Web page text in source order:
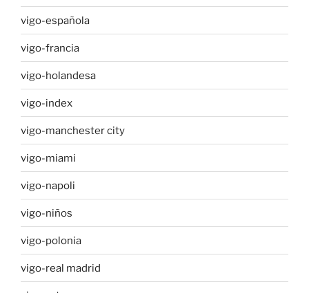
vigo-española
vigo-francia
vigo-holandesa
vigo-index
vigo-manchester city
vigo-miami
vigo-napoli
vigo-niños
vigo-polonia
vigo-real madrid